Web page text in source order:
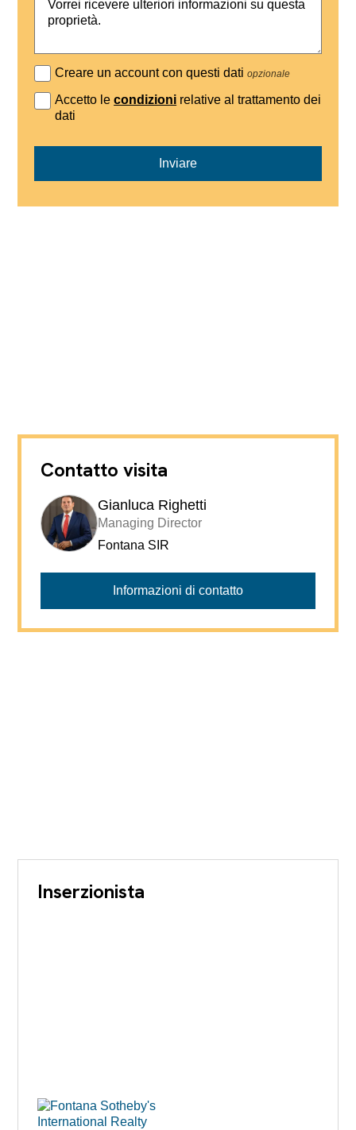
Creare un account con questi datiopzionale
Accetto lecondizioni relative al trattamento dei
dati
Inviare
Contatto visita
Gianluca Righetti
Managing Director
Fontana SIR
Informazioni di contatto
Inserzionista